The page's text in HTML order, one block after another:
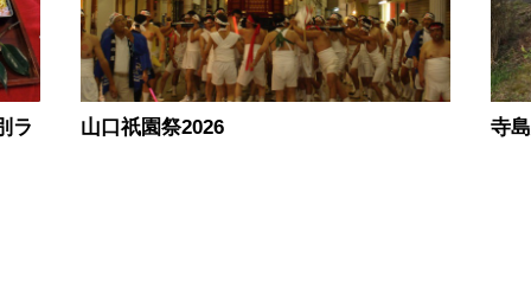
ラ 山口祇園祭2026 寺